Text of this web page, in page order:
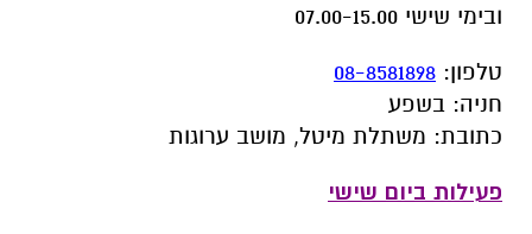
ובימי שישי 07.00-15.00
טלפון:
08-8581898
חניה: בשפע
כתובת: משתלת מיטל, מושב ערוגות
פעילות ביום שישי